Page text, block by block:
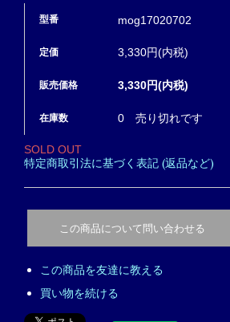
型番 mog17020702
定価 3,330円(内税)
販売価格 3,330円(内税)
在庫数 0 売り切れです
SOLD OUT
特定商取引法に基づく表記 (返品など)
この商品について問い合わせる
この商品を友達に教える
買い物を続ける